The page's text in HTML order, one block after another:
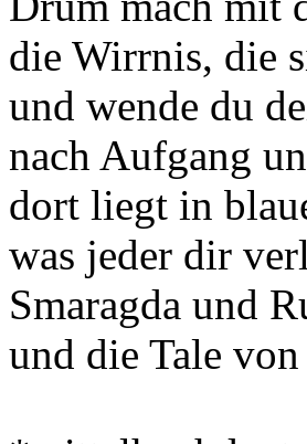
die Wirrnis, die
und wende du
nach Aufgang
dort liegt in
was jeder dir
Smaragda und
und die Tale